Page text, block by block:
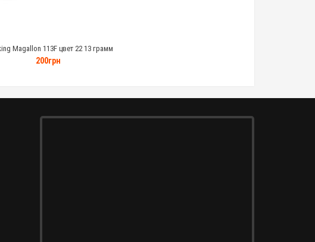
Magallon 113F цвет 22 13 грамм
200грн